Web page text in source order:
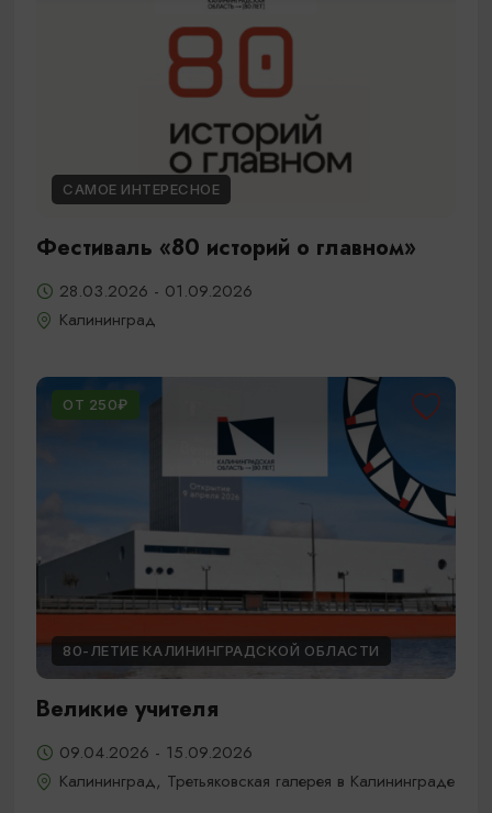
САМОЕ ИНТЕРЕСНОЕ
Фестиваль «80 историй о главном»
28.03.2026 - 01.09.2026
Калининград
ОТ 250₽
80-ЛЕТИЕ КАЛИНИНГРАДСКОЙ ОБЛАСТИ
Великие учителя
09.04.2026 - 15.09.2026
Калининград, Третьяковская галерея в Калининграде